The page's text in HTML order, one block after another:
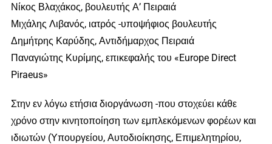
Νίκος Βλαχάκος, βουλευτής Α’ Πειραιά
Μιχάλης Λιβανός, ιατρός -υποψήφιος βουλευτής
Δημήτρης Καρύδης, Αντιδήμαρχος Πειραιά
Παναγιώτης Κυρίμης, επικεφαλής του «Europe Direct
Piraeus»
Στην εν λόγω ετήσια διοργάνωση -που στοχεύει κάθε
χρόνο στην κινητοποίηση των εμπλεκόμενων φορέων και
ιδιωτών (Υπουργείου, Αυτοδιοίκησης, Επιμελητηρίου,